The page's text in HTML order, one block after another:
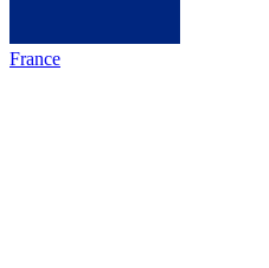
France